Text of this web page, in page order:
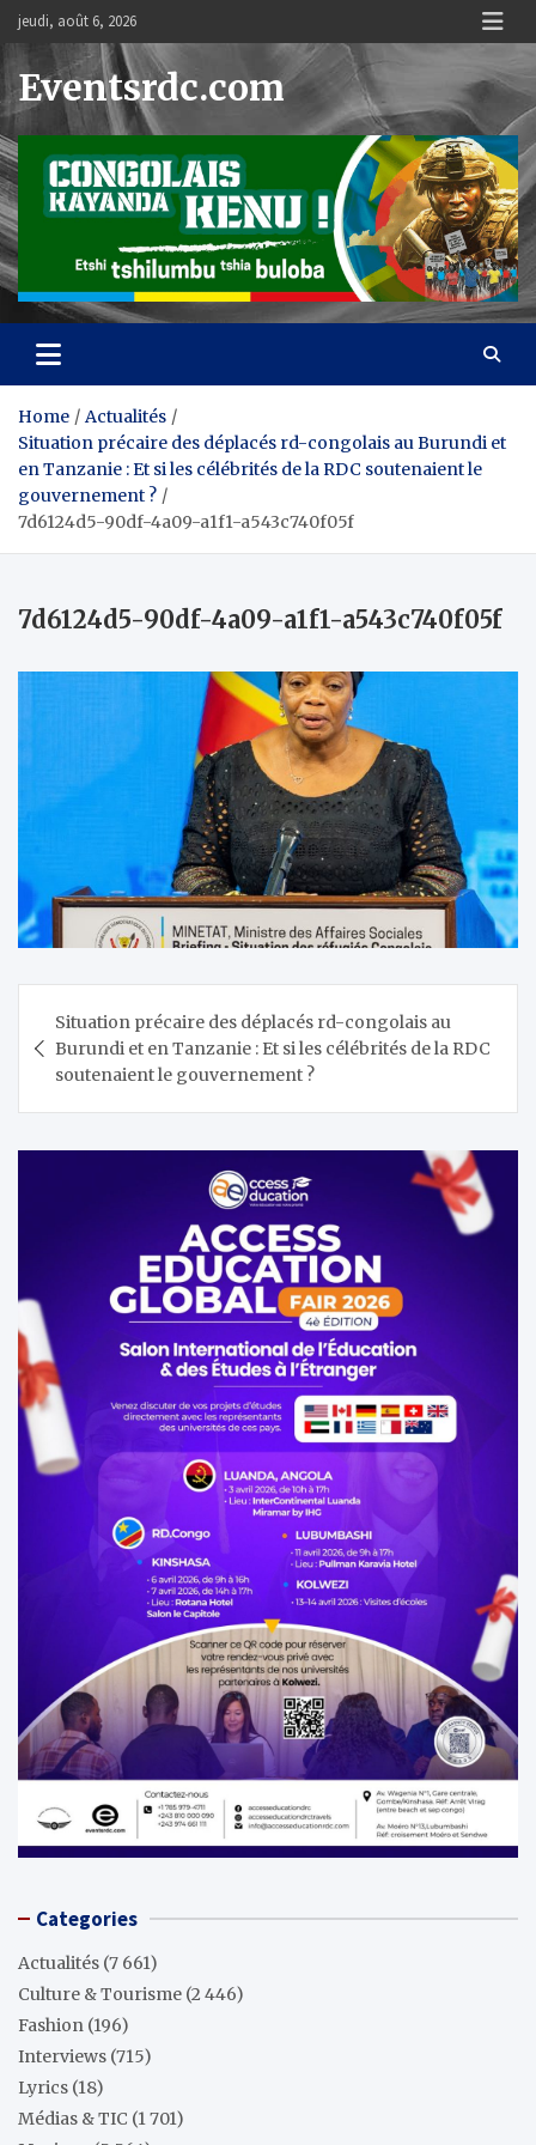
Skip
content
jeudi, août 6, 2026
Eventsrdc.com
Home
Actualités
Situation précaire des déplacés rd-congolais au Burundi et
en Tanzanie : Et si les célébrités de la RDC soutenaient le
gouvernement ?
7d6124d5-90df-4a09-a1f1-a543c740f05f
7d6124d5-90df-4a09-a1f1-a543c740f05f
de
l’article
Situation précaire des déplacés rd-congolais au
Burundi et en Tanzanie : Et si les célébrités de la RDC
soutenaient le gouvernement ?
Categories
Actualités (7 661)
Culture & Tourisme (2 446)
Fashion (196)
Interviews (715)
Lyrics (18)
Médias & TIC (1 701)